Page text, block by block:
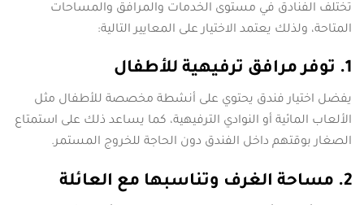
تختلف الفنادق في مستوى الخدمات والمرافق والمساحات
المتاحة، ولذلك يعتمد الاختيار على المعايير التالية:
1. توفر مرافق ترفيهية للأطفال
يفضل اختيار فندق يحتوي على أنشطة مخصصة للأطفال مثل
الألعاب المائية أو النوادي الترفيهية، كما يساعد ذلك على استمتاع
الصغار بوقتهم داخل الفندق دون الحاجة للخروج المستمر.
2. مساحة الغرف وتناسبها مع العائلة